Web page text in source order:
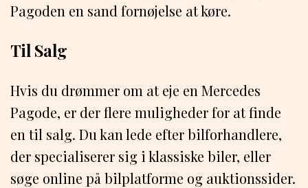
Pagoden en sand fornøjelse at køre.
Til Salg
Hvis du drømmer om at eje en Mercedes
Pagode, er der flere muligheder for at finde
en til salg. Du kan lede efter bilforhandlere,
der specialiserer sig i klassiske biler, eller
søge online på bilplatforme og auktionssider.